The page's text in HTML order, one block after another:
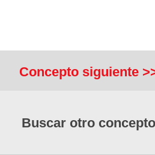
Concepto siguiente
Buscar otro concepto